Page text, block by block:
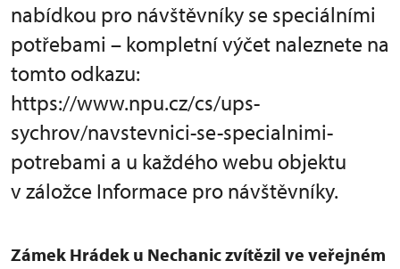
nabídkou pro návštěvníky se speciálními
potřebami – kompletní výčet naleznete na
tomto odkazu:
https://www.npu.cz/cs/ups-
sychrov/navstevnici-se-specialnimi-
potrebami a u každého webu objektu
v záložce Informace pro návštěvníky.
Zámek Hrádek u Nechanic zvítězil ve veřejném